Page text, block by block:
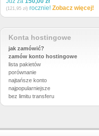
(121,95 zł) rocznie! Zobacz więcej!
Konta hostingowe
jak zamówić?
zamów konto hostingowe
lista pakietów
porównanie
najtańsze konto
najpopularniejsze
bez limitu transferu